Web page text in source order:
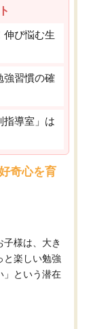
伸び悩む生
強習慣の確
指導室」は
奇心を育
様は、大き
と楽しい勉強
」という潜在